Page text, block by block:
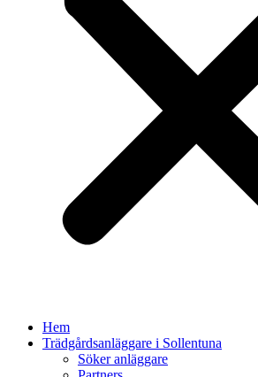
Hem
Trädgårdsanläggare i Sollentuna
Söker anläggare